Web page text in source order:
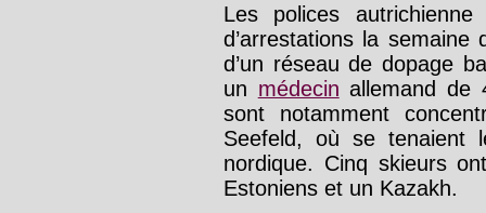
Les polices
d’arrestations la
d’un réseau de dopage
un médecin allemand de
sont notamment
Seefeld, où se tenaient
nordique. Cinq skieurs
Estoniens et un Kazakh.